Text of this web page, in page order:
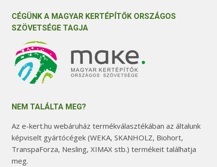
CÉGÜNK A MAGYAR KERTÉPÍTŐK ORSZÁGOS
SZÖVETSÉGE TAGJA
NEM TALÁLTA MEG?
Az e-kert.hu webáruház termékválasztékában az általunk
képviselt gyártócégek (WEKA, SKANHOLZ, Biohort,
TranspaForza, Nesling, XIMAX stb.) termékeit találhatja
meg.